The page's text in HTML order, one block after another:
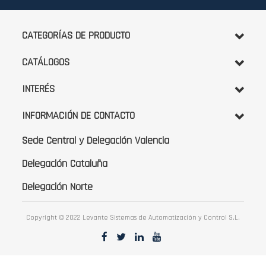
noticias:
CATEGORÍAS DE PRODUCTO
CATÁLOGOS
INTERÉS
INFORMACIÓN DE CONTACTO
Sede Central y Delegación Valencia
Delegación Cataluña
Delegación Norte
Copyright © 2022 Levante Sistemas de Automatización y Control S.L.